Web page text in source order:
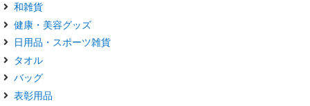
和雑貨
健康・美容グッズ
日用品・スポーツ雑貨
タオル
バッグ
表彰用品